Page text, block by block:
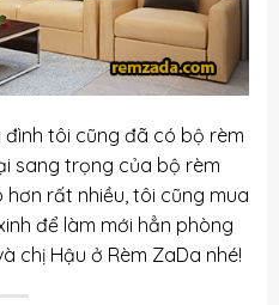
tôi cũng đã có bộ rèm
sang trọng của bộ rèm
rất nhiều, tôi cũng mua
để làm mới hẳn phòng
chị Hậu ở Rèm ZaDa nhé!